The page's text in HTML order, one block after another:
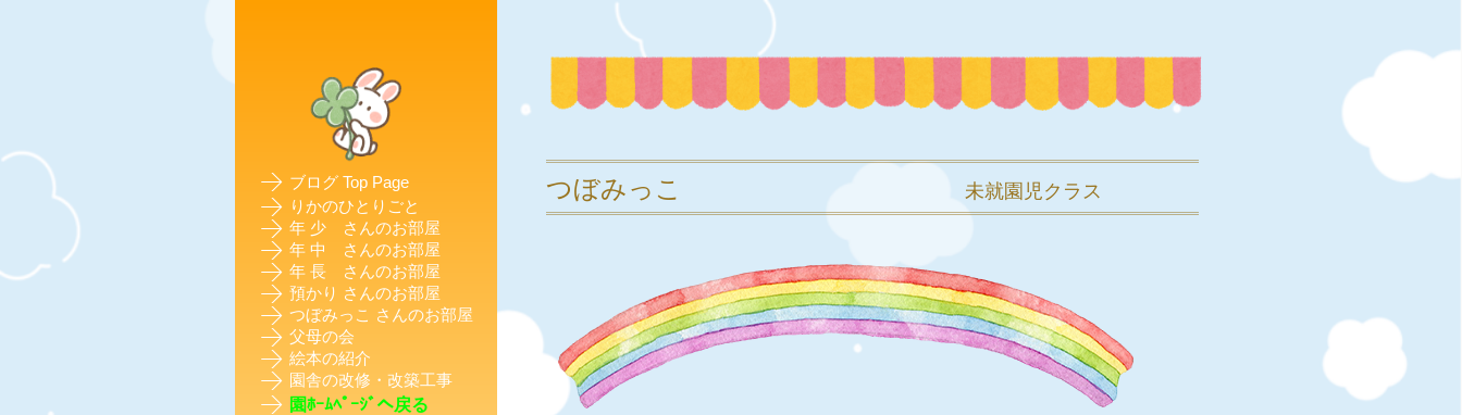
つぼみっこ 未就園児クラス
ブログ Top Page
りかのひとりごと
年 少 さんのお部屋
年 中 さんのお部屋
年 長 さんのお部屋
預かり さんのお部屋
つぼみっこ さんのお部屋
父母の会
絵本の紹介
園舎の改修・改築工事
園ﾎｰﾑﾍﾟｰｼﾞへ戻る